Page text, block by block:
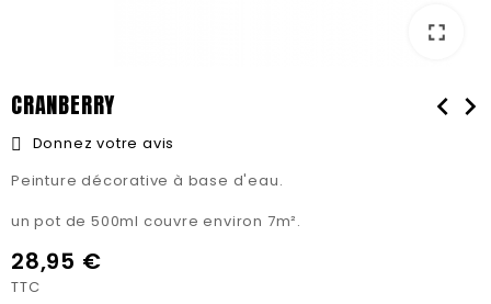
fullscreen
fullscreen
CRANBERRY chevron_left chevron_right
Donnez votre avis
Peinture décorative à base d'eau.
un pot de 500ml couvre environ 7m².
28,95 €
TTC